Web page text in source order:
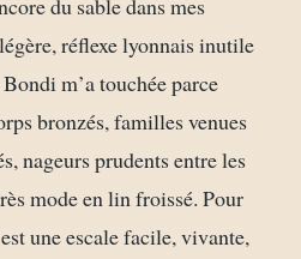
du sable dans mes
réflexe lyonnais inutile
m’a touchée parce
bronzés, familles venues
nageurs prudents entre les
mode en lin froissé. Pour
une escale facile, vivante,